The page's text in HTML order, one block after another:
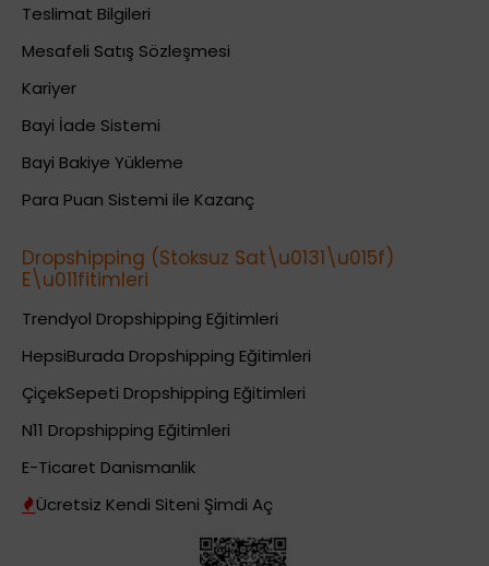
Teslimat Bilgileri
Mesafeli Satış Sözleşmesi
Kariyer
Bayi İade Sistemi
Bayi Bakiye Yükleme
Para Puan Sistemi ile Kazanç
Dropshipping (Stoksuz Sat\u0131\u015f)
E\u011fitimleri
Trendyol Dropshipping Eğitimleri
HepsiBurada Dropshipping Eğitimleri
ÇiçekSepeti Dropshipping Eğitimleri
N11 Dropshipping Eğitimleri
E-Ticaret Danismanlik
Ücretsiz Kendi Siteni Şimdi Aç